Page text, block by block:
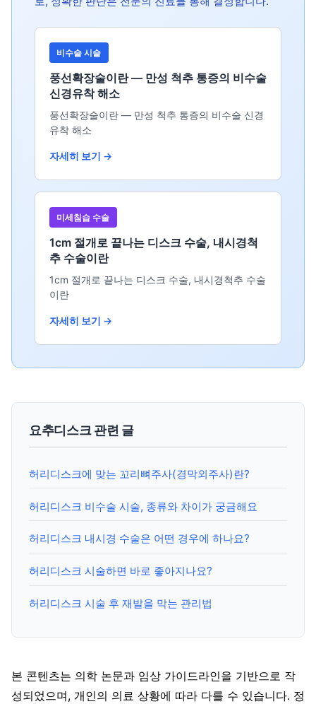
비수술 시술
풍선확장술이란 — 만성 척추 통증의 비수술
신경유착 해소
풍선확장술이란 — 만성 척추 통증의 비수술 신경
유착 해소
자세히 보기 →
미세침습 수술
1cm 절개로 끝나는 디스크 수술, 내시경척
추 수술이란
1cm 절개로 끝나는 디스크 수술, 내시경척추 수술
이란
자세히 보기 →
요추디스크 관련 글
허리디스크에 맞는 꼬리뼈주사(경막외주사)란?
허리디스크 비수술 시술, 종류와 차이가 궁금해요
허리디스크 내시경 수술은 어떤 경우에 하나요?
허리디스크 시술하면 바로 좋아지나요?
허리디스크 시술 후 재발을 막는 관리법
본 콘텐츠는 의학 논문과 임상 가이드라인을 기반으로 작
성되었으며, 개인의 의료 상황에 따라 다를 수 있습니다. 정